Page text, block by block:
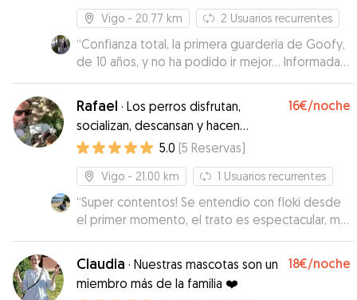
seguro.”
Vigo - 20.77 km 2 Usuarios recurrentes
“Confianza total, la primera guardería de Goofy,
de 10 años, y no ha podido ir mejor... Informada
todo el tiempo, fotos, videos, paseos en la
naturaleza adaptados a Goofy y muy
profesional, sin duda será nuestra guardería de
referencia ”
Rafael · Los perros disfrutan,
socializan, descansan y hacen
ejercicio!
16€/noche
5.0 (5 Reservas)
Vigo - 21.00 km 1 Usuarios recurrentes
“Super contentos! Se entendio con floki desde
el primer momento, el trato es espectacular, me
ha mandando videos de mi perro jugando con
los suyos y se nota que ha disfrutado mucho el
día de hoy, vamos a repetir sin duda! Cuidador
muy recomendable, muchas gracias por tratarlo
Claudia · Nuestras mascotas son un
miembro más de la familia ❤️
18€/noche